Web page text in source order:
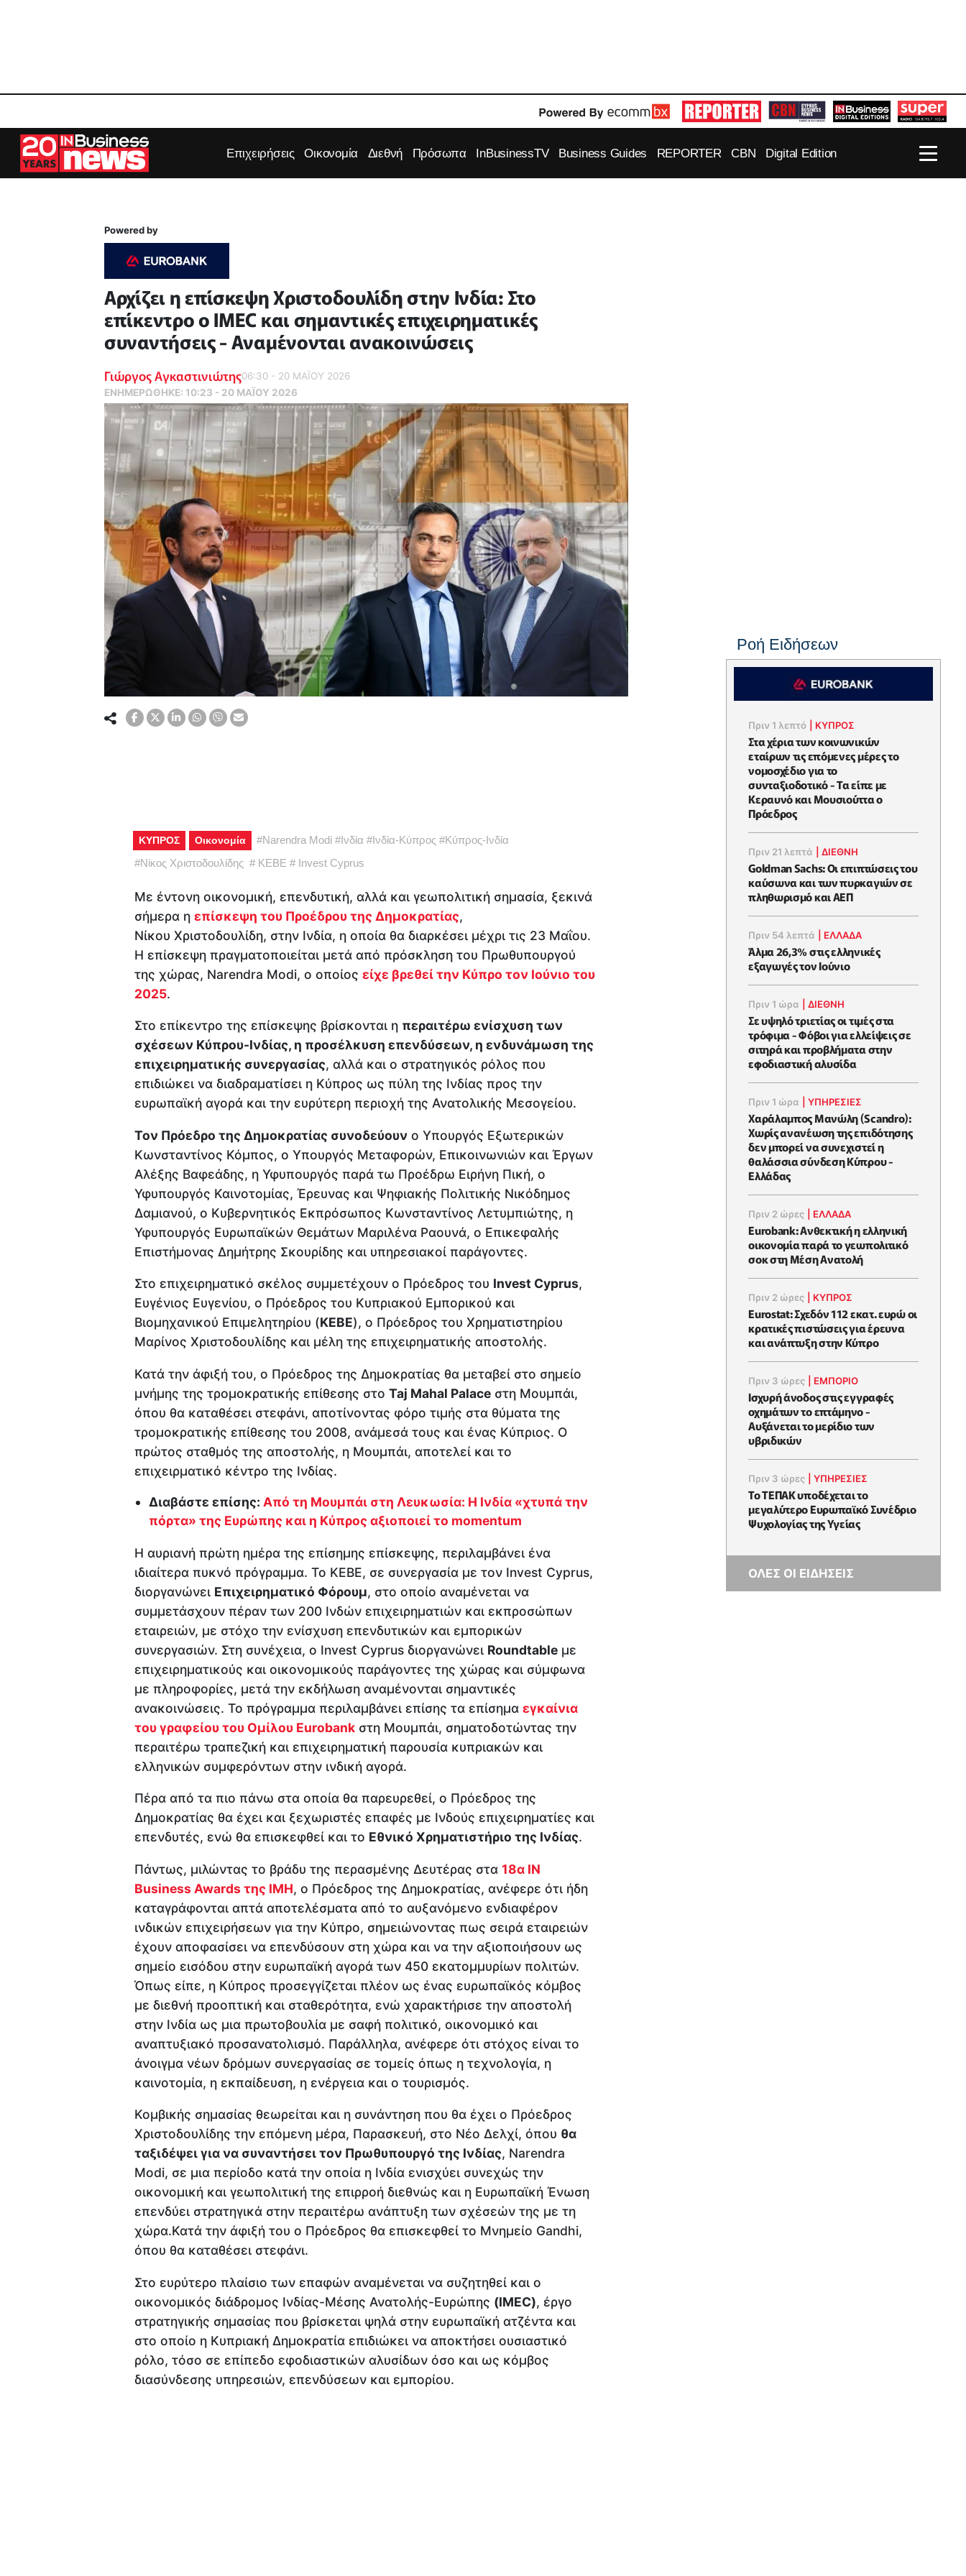
Επιχειρήσεις Οικονομία Διεθνή Πρόσωπα InBusinessTV Business Guides REPORTER CBN Digital Edition
Powered by
Αρχίζει η επίσκεψη Χριστοδουλίδη στην Ινδία: Στο
επίκεντρο ο IMEC και σημαντικές επιχειρηματικές
συναντήσεις - Αναμένονται ανακοινώσεις
Γιώργος Αγκαστινιώτης06:30 - 20 ΜΑΪ́ΟΥ 2026
ΕΝΗΜΕΡΏΘΗΚΕ: 10:23 - 20 ΜΑΪ́ΟΥ 2026
ΚΥΠΡΟΣ Οικονομία #Narendra Modi #Ινδία #Ινδία-Κύπρος #Κύπρος-Ινδία
#Νίκος Χριστοδουλίδης #ΚΕΒΕ #Invest Cyprus
Με έντονη οικονομική, επενδυτική, αλλά και γεωπολιτική σημασία, ξεκινά
σήμερα η επίσκεψη του Προέδρου της Δημοκρατίας,
Νίκου Χριστοδουλίδη, στην Ινδία, η οποία θα διαρκέσει μέχρι τις 23 Μαΐου.
Η επίσκεψη πραγματοποιείται μετά από πρόσκληση του Πρωθυπουργού
της χώρας, Narendra Modi, ο οποίος είχε βρεθεί την Κύπρο τον Ιούνιο του
2025.
Στο επίκεντρο της επίσκεψης βρίσκονται η περαιτέρω ενίσχυση των
σχέσεων Κύπρου-Ινδίας, η προσέλκυση επενδύσεων, η ενδυνάμωση της
επιχειρηματικής συνεργασίας, αλλά και ο στρατηγικός ρόλος που
επιδιώκει να διαδραματίσει η Κύπρος ως πύλη της Ινδίας προς την
ευρωπαϊκή αγορά και την ευρύτερη περιοχή της Ανατολικής Μεσογείου.
Τον Πρόεδρο της Δημοκρατίας συνοδεύουν ο Υπουργός Εξωτερικών
Κωνσταντίνος Κόμπος, ο Υπουργός Μεταφορών, Επικοινωνιών και Έργων
Αλέξης Βαφεάδης, η Υφυπουργός παρά τω Προέδρω Ειρήνη Πική, ο
Υφυπουργός Καινοτομίας, Έρευνας και Ψηφιακής Πολιτικής Νικόδημος
Δαμιανού, ο Κυβερνητικός Εκπρόσωπος Κωνσταντίνος Λετυμπιώτης, η
Υφυπουργός Ευρωπαϊκών Θεμάτων Μαριλένα Ραουνά, ο Επικεφαλής
Επιστήμονας Δημήτρης Σκουρίδης και υπηρεσιακοί παράγοντες.
Στο επιχειρηματικό σκέλος συμμετέχουν ο Πρόεδρος του Invest Cyprus,
Ευγένιος Ευγενίου, ο Πρόεδρος του Κυπριακού Εμπορικού και
Βιομηχανικού Επιμελητηρίου (ΚΕΒΕ), ο Πρόεδρος του Χρηματιστηρίου
Μαρίνος Χριστοδουλίδης και μέλη της επιχειρηματικής αποστολής.
Κατά την άφιξή του, ο Πρόεδρος της Δημοκρατίας θα μεταβεί στο σημείο
μνήμης της τρομοκρατικής επίθεσης στο Taj Mahal Palace στη Μουμπάι,
όπου θα καταθέσει στεφάνι, αποτίνοντας φόρο τιμής στα θύματα της
τρομοκρατικής επίθεσης του 2008, ανάμεσά τους και ένας Κύπριος. Ο
πρώτος σταθμός της αποστολής, η Μουμπάι, αποτελεί και το
επιχειρματικό κέντρο της Ινδίας.
Διαβάστε επίσης: Από τη Μουμπάι στη Λευκωσία: Η Ινδία «χτυπά την
πόρτα» της Ευρώπης και η Κύπρος αξιοποιεί το momentum
Η αυριανή πρώτη ημέρα της επίσημης επίσκεψης, περιλαμβάνει ένα
ιδιαίτερα πυκνό πρόγραμμα. Το ΚΕΒΕ, σε συνεργασία με τον Invest Cyprus,
διοργανώνει Επιχειρηματικό Φόρουμ, στο οποίο αναμένεται να
συμμετάσχουν πέραν των 200 Ινδών επιχειρηματιών και εκπροσώπων
εταιρειών, με στόχο την ενίσχυση επενδυτικών και εμπορικών
συνεργασιών. Στη συνέχεια, ο Invest Cyprus διοργανώνει Roundtable με
επιχειρηματικούς και οικονομικούς παράγοντες της χώρας και σύμφωνα
με πληροφορίες, μετά την εκδήλωση αναμένονται σημαντικές
ανακοινώσεις. Το πρόγραμμα περιλαμβάνει επίσης τα επίσημα εγκαίνια
του γραφείου του Ομίλου Eurobank στη Μουμπάι, σηματοδοτώντας την
περαιτέρω τραπεζική και επιχειρηματική παρουσία κυπριακών και
ελληνικών συμφερόντων στην ινδική αγορά.
Πέρα από τα πιο πάνω στα οποία θα παρευρεθεί, ο Πρόεδρος της
Δημοκρατίας θα έχει και ξεχωριστές επαφές με Ινδούς επιχειρηματίες και
επενδυτές, ενώ θα επισκεφθεί και το Εθνικό Χρηματιστήριο της Ινδίας.
Πάντως, μιλώντας το βράδυ της περασμένης Δευτέρας στα 18α IN
Business Awards της IMH, ο Πρόεδρος της Δημοκρατίας, ανέφερε ότι ήδη
καταγράφονται απτά αποτελέσματα από το αυξανόμενο ενδιαφέρον
ινδικών επιχειρήσεων για την Κύπρο, σημειώνοντας πως σειρά εταιρειών
έχουν αποφασίσει να επενδύσουν στη χώρα και να την αξιοποιήσουν ως
σημείο εισόδου στην ευρωπαϊκή αγορά των 450 εκατομμυρίων πολιτών.
Όπως είπε, η Κύπρος προσεγγίζεται πλέον ως ένας ευρωπαϊκός κόμβος
με διεθνή προοπτική και σταθερότητα, ενώ χαρακτήρισε την αποστολή
στην Ινδία ως μια πρωτοβουλία με σαφή πολιτικό, οικονομικό και
αναπτυξιακό προσανατολισμό. Παράλληλα, ανέφερε ότι στόχος είναι το
άνοιγμα νέων δρόμων συνεργασίας σε τομείς όπως η τεχνολογία, η
καινοτομία, η εκπαίδευση, η ενέργεια και ο τουρισμός.
Κομβικής σημασίας θεωρείται και η συνάντηση που θα έχει ο Πρόεδρος
Χριστοδουλίδης την επόμενη μέρα, Παρασκευή, στο Νέο Δελχί, όπου θα
ταξιδέψει για να συναντήσει τον Πρωθυπουργό της Ινδίας, Narendra
Modi, σε μια περίοδο κατά την οποία η Ινδία ενισχύει συνεχώς την
οικονομική και γεωπολιτική της επιρροή διεθνώς και η Ευρωπαϊκή Ένωση
επενδύει στρατηγικά στην περαιτέρω ανάπτυξη των σχέσεών της με τη
χώρα.Κατά την άφιξή του ο Πρόεδρος θα επισκεφθεί το Μνημείο Gandhi,
όπου θα καταθέσει στεφάνι.
Στο ευρύτερο πλαίσιο των επαφών αναμένεται να συζητηθεί και ο
οικονομικός διάδρομος Ινδίας-Μέσης Ανατολής-Ευρώπης (IMEC), έργο
στρατηγικής σημασίας που βρίσκεται ψηλά στην ευρωπαϊκή ατζέντα και
στο οποίο η Κυπριακή Δημοκρατία επιδιώκει να αποκτήσει ουσιαστικό
ρόλο, τόσο σε επίπεδο εφοδιαστικών αλυσίδων όσο και ως κόμβος
διασύνδεσης υπηρεσιών, επενδύσεων και εμπορίου.
Ροή Ειδήσεων
Πριν 1 λεπτό ΚΥΠΡΟΣ
Στα χέρια των κοινωνικών
εταίρων τις επόμενες μέρες το
νομοσχέδιο για το
συνταξιοδοτικό - Τα είπε με
Κεραυνό και Μουσιούττα ο
Πρόεδρος
Πριν 21 λεπτά |ΔΙΕΘΝΗ
Goldman Sachs: Οι επιπτώσεις του
καύσωνα και των πυρκαγιών σε
πληθωρισμό και ΑΕΠ
Πριν 54 λεπτά ΕΛΛΆΔΑ
Άλμα 26,3% στις ελληνικές
εξαγωγές τον Ιούνιο
Πριν 1 ώρα |ΔΙΕΘΝΗ
Σε υψηλό τριετίας οι τιμές στα
τρόφιμα - Φόβοι για ελλείψεις σε
σιτηρά και προβλήματα στην
εφοδιαστική αλυσίδα
Πριν 1 ώρα |ΥΠΗΡΕΣΙΕΣ
Χαράλαμπος Μανώλη (Scandro):
Χωρίς ανανέωση της επιδότησης
δεν μπορεί να συνεχιστεί η
θαλάσσια σύνδεση Κύπρου -
Ελλάδας
Πριν 2 ώρες ΕΛΛΆΔΑ
Eurobank: Ανθεκτική η ελληνική
οικονομία παρά το γεωπολιτικό
σοκ στη Μέση Ανατολή
Πριν 2 ώρες ΚΥΠΡΟΣ
Eurostat: Σχεδόν 112 εκατ. ευρώ οι
κρατικές πιστώσεις για έρευνα
και ανάπτυξη στην Κύπρο
Πριν 3 ώρες ΕΜΠΟΡΙΟ
Ισχυρή άνοδος στις εγγραφές
οχημάτων το επτάμηνο -
Αυξάνεται το μερίδιο των
υβριδικών
Πριν 3 ώρες |ΥΠΗΡΕΣΙΕΣ
Το ΤΕΠΑΚ υποδέχεται το
μεγαλύτερο Ευρωπαϊκό Συνέδριο
Ψυχολογίας της Υγείας
ΟΛΕΣ ΟΙ ΕΙΔΗΣΕΙΣ